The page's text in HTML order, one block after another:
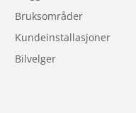
Bruksområder
Kundeinstallasjoner
Bilvelger